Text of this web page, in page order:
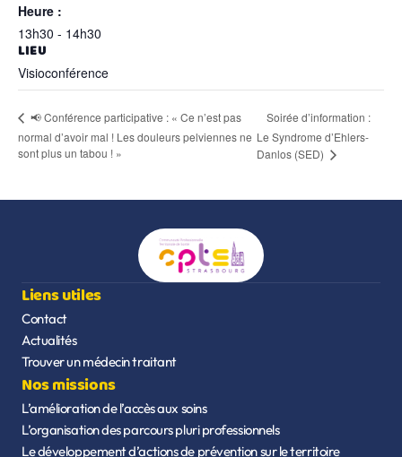
Heure :
13h30 - 14h30
LIEU
Visioconférence
📢 Conférence participative : « Ce n’est pas
normal d’avoir mal ! Les douleurs pelviennes ne
sont plus un tabou ! »
Soirée d’information :
Le Syndrome d’Ehlers-
Danlos (SED)
Nos missions
L’amélioration de l’accès aux soins
L’organisation des parcours pluri professionnels
Le développement d’actions de prévention sur le territoire
Liens utiles
Contact
Actualités
Trouver un médecin traitant